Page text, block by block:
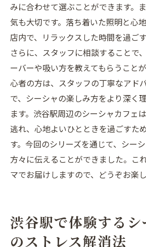
みに合わせて選ぶことができます。
気も大切です。落ち着いた照明と心
店内で、リラックスした時間を過ご
さらに、スタッフに相談することで
ーバーや吸い方を教えてもらうこと
心者の方は、スタッフの丁寧なアド
で、シーシャの楽しみ方をより深く
ます。渋谷駅周辺のシーシャカフェ
逃れ、心地よいひとときを過ごすた
す。今回のシリーズを通じて、シー
方々に伝えることができました。こ
マでお届けしますので、どうぞお楽し
渋谷駅で体験するシ
のストレス解消法